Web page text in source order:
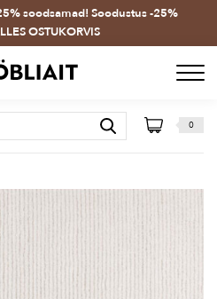
soodsamad! Soodustus -25%
OSTUKORVIS
0